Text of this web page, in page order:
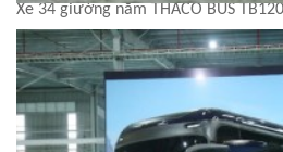
Xe 34 giường nằm THACO BUS